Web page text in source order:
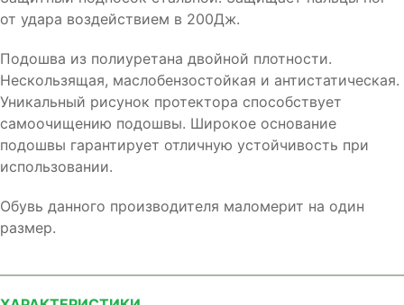
от удара воздействием в 200Дж.
Подошва из полиуретана двойной плотности.
Нескользящая, маслобензостойкая и антистатическая.
Уникальный рисунок протектора способствует
самоочищению подошвы. Широкое основание
подошвы гарантирует отличную устойчивость при
использовании.
Обувь данного производителя маломерит на один
размер.